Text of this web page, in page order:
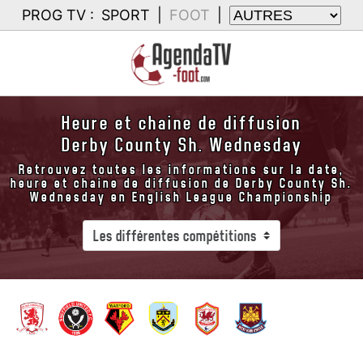
PROG TV : SPORT FOOT
Heure et chaine de diffusion
Derby County Sh. Wednesday
Retrouvez toutes les informations sur la date,
heure et chaine de diffusion de Derby County Sh.
Wednesday en English League Championship